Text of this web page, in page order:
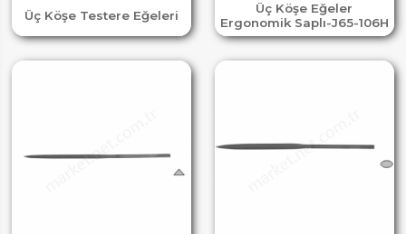
Üç Köşe Testere Eğeleri
Üç Köşe Eğeler
Ergonomik Saplı-J65-106H